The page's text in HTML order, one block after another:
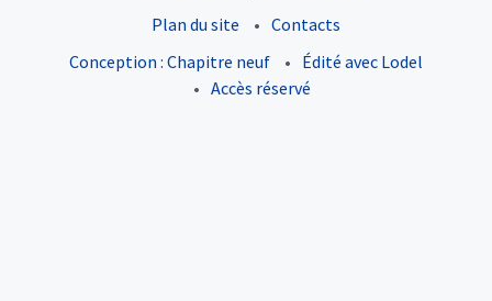
Plan du site
Contacts
Conception : Chapitre neuf
Édité avec Lodel
Accès réservé